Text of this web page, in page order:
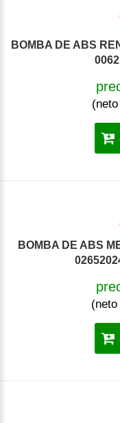
BOMBA DE ABS
BOMBA DE ABS